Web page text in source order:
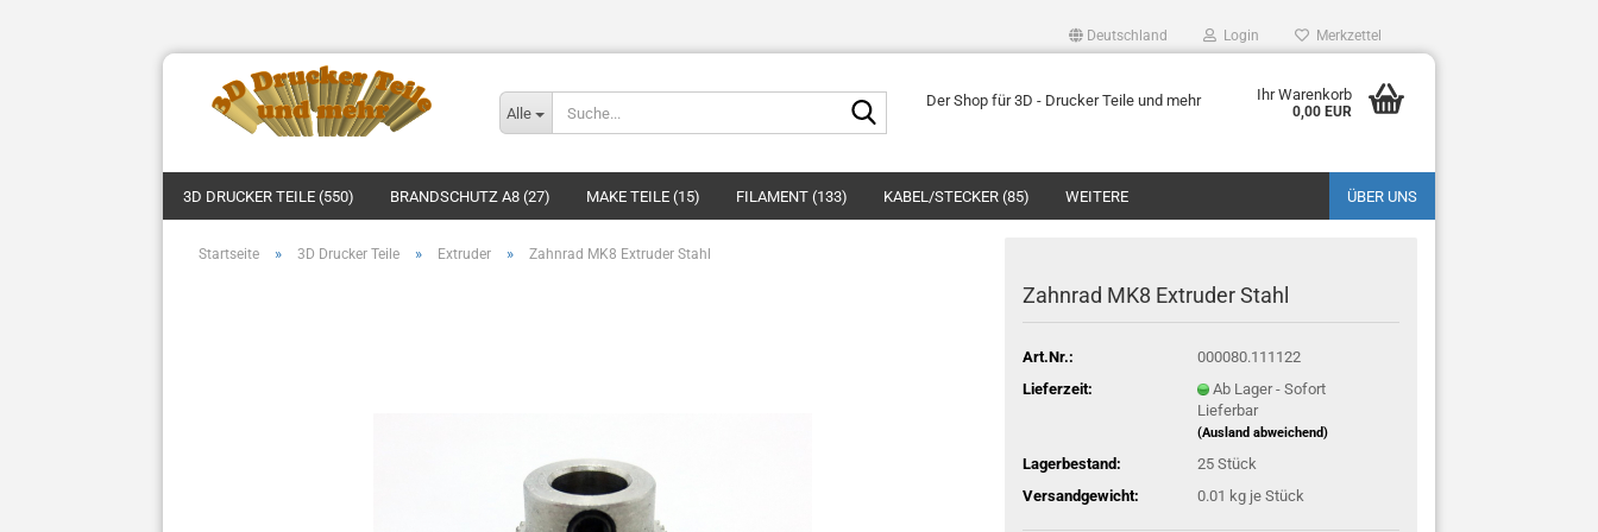
Deutschland Login Merkzettel
Alle
Suche...Der Shop für 3D - Drucker Teile und mehr Ihr Warenkorb
0,00 EUR
3D DRUCKER TEILE (550) BRANDSCHUTZ A8 (27) MAKE TEILE (15) FILAMENT (133) KABEL/STECKER (85) ÜBER UNS
WEITERE
Startseite » 3D Drucker Teile » Extruder » Zahnrad MK8 Extruder Stahl
Zahnrad MK8 Extruder Stahl
Art.Nr.:
000080.111122
Lieferzeit:
Ab Lager - Sofort
Lieferbar
(Ausland abweichend)
Lagerbestand: 25Stück
Versandgewicht:
0.01 kg je Stück